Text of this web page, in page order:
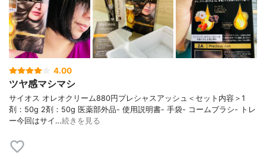
4.00
ツヤ感マシマシ
サイオス オレオクリーム880円プレシャスアッシュ＜セット内容＞1
剤：50g 2剤：50g 医薬部外品- 使⽤説明書- ⼿袋- コームブラシ- トレ
ー今回はサイ…続きを見る